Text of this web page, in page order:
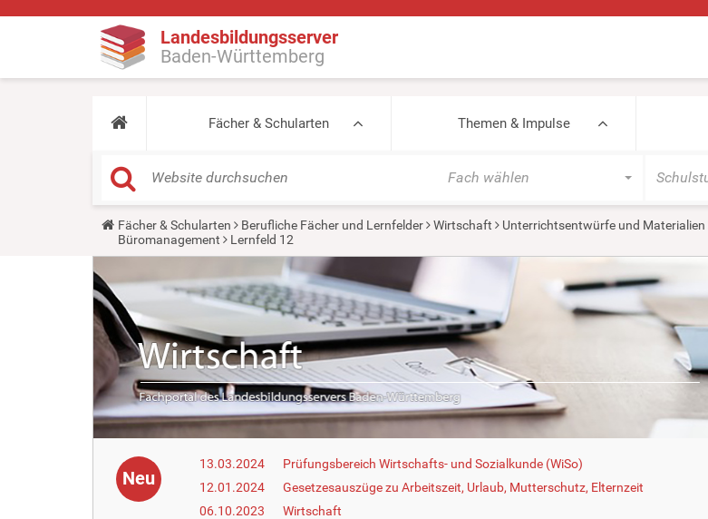
Landesbildungsserver
Baden-Württemberg
Fächer & Schularten Themen & Impulse
Fach wählen
Y
u
r
e
h
e
r
:
Fächer & Schularten Berufliche Fächer und Lernfelder Wirtschaft Unterrichtsentwürfe und Materialien
Büromanagement
Lernfeld 12
Neu
13.03.2024
Prüfungsbereich Wirtschafts- und Sozialkunde (WiSo)
12.01.2024
Gesetzesauszüge zu Arbeitszeit, Urlaub, Mutterschutz, Elternzeit
06.10.2023
Wirtschaft